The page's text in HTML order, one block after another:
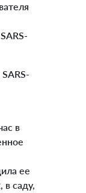
в
ее
в саду,